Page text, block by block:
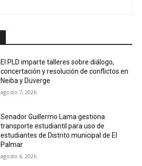
El PLD imparte talleres sobre diálogo,
concertación y resolución de conflictos en
Neiba y Duverge
agosto 7, 2026
Senador Guillermo Lama gestiona
transporte estudiantil para uso de
estudiantes de Distrito municipal de El
Palmar
agosto 6, 2026